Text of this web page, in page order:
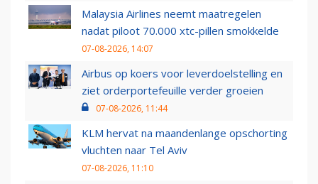
Malaysia Airlines neemt maatregelen
nadat piloot 70.000 xtc-pillen smokkelde
07-08-2026, 14:07
Airbus op koers voor leverdoelstelling en
ziet orderportefeuille verder groeien
07-08-2026, 11:44
KLM hervat na maandenlange opschorting
vluchten naar Tel Aviv
07-08-2026, 11:10